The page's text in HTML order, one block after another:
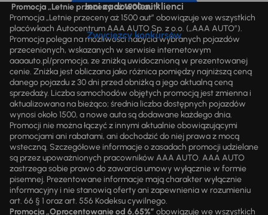
Inni zadowoleni klienci
Zwycięzcy konkursów
Promocja „Letnie przeceny aż 1500 aut”
Promocja „Letnie przeceny aż 1500 aut” obowiązuje we wszystkich
placówkach Autocentrum AAA AUTO Sp. z o.o. („AAA AUTO”).
Promocja polega na możliwości nabycia wybranych pojazdów
przecenionych, wskazanych w serwisie internetowym
aaaauto.pl/promocja, ze zniżką uwidocznioną w prezentowanej
cenie. Zniżka jest obliczana jako różnica pomiędzy najniższą ceną
danego pojazdu z 30 dni przed obniżką a jego aktualną ceną
sprzedaży. Liczba samochodów objętych promocją jest zmienna i
aktualizowana na bieżąco; średnia liczba dostępnych pojazdów
wynosi około 1500, a nowe auta są dodawane każdego dnia.
Promocji nie można łączyć z innymi aktualnie obowiązującymi
promocjami ani rabatami, ani dochodzić do niej prawa z mocą
wsteczną. Szczegółowe informacje o zasadach promocji udzielane
są przez upoważnionych pracowników AAA AUTO. AAA AUTO
zastrzega sobie prawo do zawarcia umowy wyłącznie w formie
pisemnej. Prezentowane informacje mają charakter wyłącznie
informacyjny i nie stanowią oferty ani zapewnienia w rozumieniu
art. 66 § 1 oraz art. 556 Kodeksu cywilnego.
Promocja „Oprocentowanie od 6,65%” obowiązuje we wszystkich